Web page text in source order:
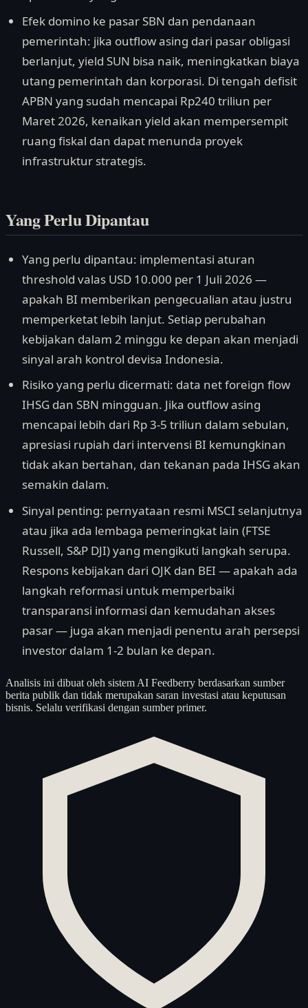
Efek domino ke pasar SBN dan pendanaan
pemerintah: jika outflow asing dari pasar obligasi
berlanjut, yield SUN bisa naik, meningkatkan biaya
utang pemerintah dan korporasi. Di tengah defisit
APBN yang sudah mencapai Rp240 triliun per
Maret 2026, kenaikan yield akan mempersempit
ruang fiskal dan dapat menunda proyek
infrastruktur strategis.
Yang Perlu Dipantau
Yang perlu dipantau: implementasi aturan
threshold valas USD 10.000 per 1 Juli 2026 —
apakah BI memberikan pengecualian atau justru
memperketat lebih lanjut. Setiap perubahan
kebijakan dalam 2 minggu ke depan akan menjadi
sinyal arah kontrol devisa Indonesia.
Risiko yang perlu dicermati: data net foreign flow
IHSG dan SBN mingguan. Jika outflow asing
mencapai lebih dari Rp 3-5 triliun dalam sebulan,
apresiasi rupiah dari intervensi BI kemungkinan
tidak akan bertahan, dan tekanan pada IHSG akan
semakin dalam.
Sinyal penting: pernyataan resmi MSCI selanjutnya
atau jika ada lembaga pemeringkat lain (FTSE
Russell, S&P DJI) yang mengikuti langkah serupa.
Respons kebijakan dari OJK dan BEI — apakah ada
langkah reformasi untuk memperbaiki
transparansi informasi dan kemudahan akses
pasar — juga akan menjadi penentu arah persepsi
investor dalam 1-2 bulan ke depan.
Analisis ini dibuat oleh sistem AI Feedberry berdasarkan sumber
berita publik dan tidak merupakan saran investasi atau keputusan
bisnis. Selalu verifikasi dengan sumber primer.